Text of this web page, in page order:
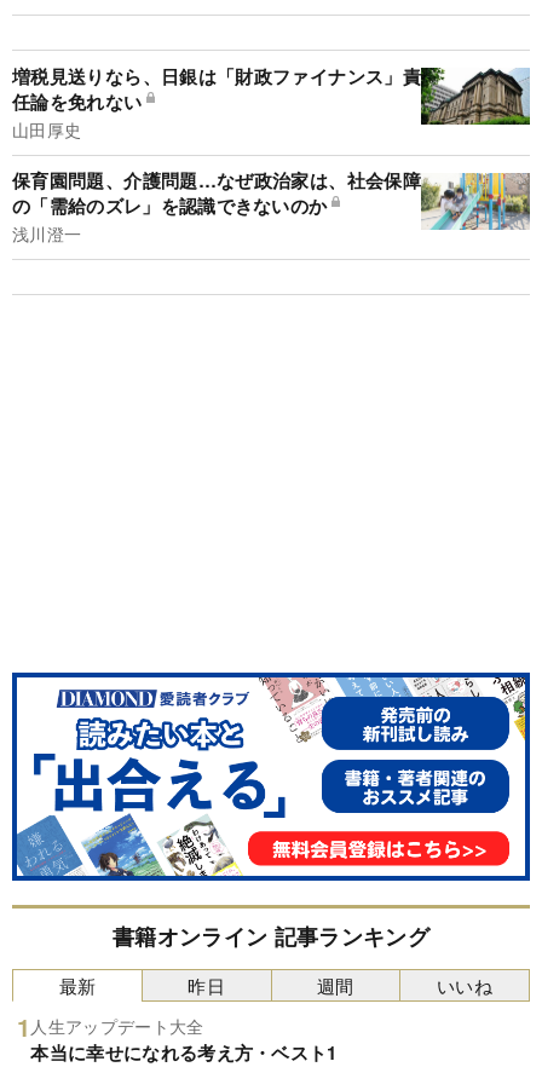
増税見送りなら、日銀は「財政ファイナンス」責
任論を免れない
山田厚史
保育園問題、介護問題…なぜ政治家は、社会保障
の「需給のズレ」を認識できないのか
浅川澄一
書籍オンライン 記事ランキング
最新
人生アップデート大全
本当に幸せになれる考え方・ベスト1
昨日 週間 いいね